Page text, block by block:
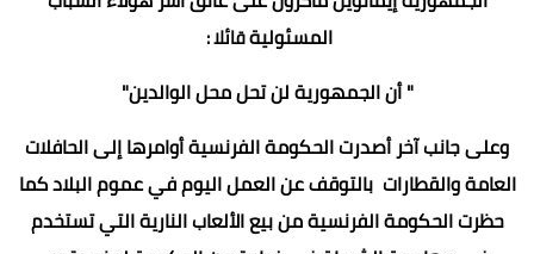
المسئوليةقائلا :
" أن الجمهورية لن تحل محل الوالدين"
وعلى جانب آخر أصدرت الحكومة الفرنسية أوامرها إلى الحافلات
العامة والقطارات بالتوقف عن العمل اليوم في عموم البلاد كما
حظرت الحكومة الفرنسية من بيع الألعاب النارية التي تستخدم